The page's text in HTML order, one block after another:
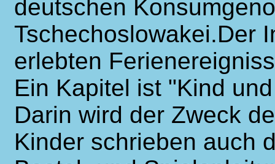
deutschen
Tschechoslowakei.Der
erlebten
Ein Kapitel ist "Kind
Darin wird der Zweck
Kinder schrieben auch